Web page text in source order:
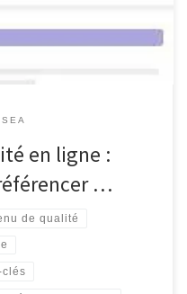
SEA
en ligne :
…
de qualité
clés